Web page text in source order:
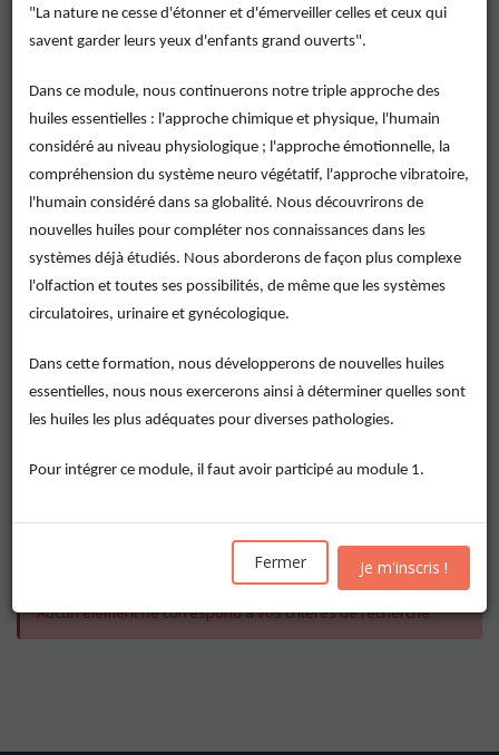
Rechercher
Vider les filtres
seront ouvertesà partir du mercredi 19 août
Aucun élément ne correspond à vos critères de recherche
"La nature ne cesse d'étonner et d'émerveiller celles et ceux qui
savent garder leurs yeux d'enfants grand ouverts".
Dans ce module, nous continuerons notre triple approche des
huiles essentielles : l'approche chimique et physique, l'humain
considéré au niveau physiologique ; l'approche émotionnelle, la
compréhension du système neuro végétatif, l'approche vibratoire,
l'humain considéré dans sa globalité. Nous découvrirons de
nouvelles huiles pour compléter nos connaissances dans les
systèmes déjà étudiés. Nous aborderons de façon plus complexe
l'olfaction et toutes ses possibilités, de même que les systèmes
circulatoires, urinaire et gynécologique.
Dans cette formation, nous développerons de nouvelles huiles
essentielles, nous nous exercerons ainsi à déterminer quelles sont
les huiles les plus adéquates pour diverses pathologies.
Pour intégrer ce module, il faut avoir participé au module 1.
Fermer Je m'inscris !